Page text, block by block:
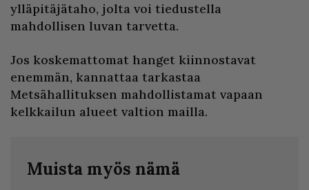
ylläpitäjätaho, jolta voi tiedustella
mahdollisen luvan tarvetta.
Jos koskemattomat hanget kiinnostavat
enemmän, kannattaa tarkastaa
Metsähallituksen mahdollistamat vapaan
kelkkailun alueet valtion mailla.
Muista myös nämä